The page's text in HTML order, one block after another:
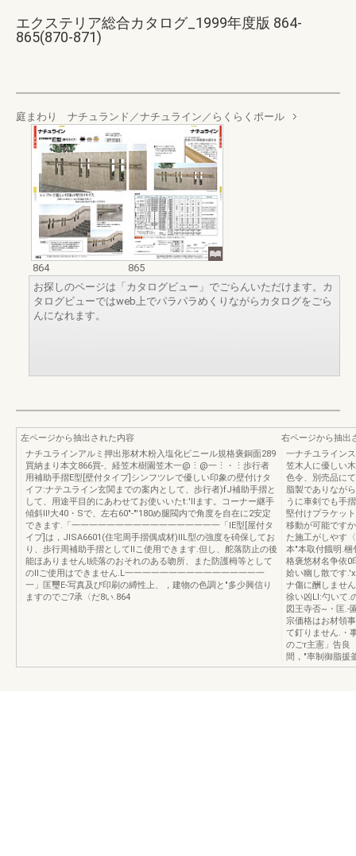
エクステリア総合カタログ_1999年度版 864-
865(870-871)
庭まわり ナチュランド／ナチュライン／らくらくポール
864
865
お探しのページは「カタログビュー」でごらんいただけます。カ
タログビューではweb上でパラパラめくりながらカタログをごら
んになれます。
左ページから抽出された内容
ナチユラインアルミ押出形材木粉入塩化ビニール規格褒銅面289
買納まり本文866買-、経笠木樹園笠木一@⋮@一⋮・⋮歩行者
用補助手摺E型[壁付タイプ]シンフツレで優しい印象の壁付けタ
イフ:ナテユライン玄関までの案内として、歩行者)fJ補助手摺と
して、用途平目的にあわせてお使いいたt:'llます。コーナー継手
傾斜II!大40・Sで、左右60"-"'180め腿閥内で角度を自在に2安定
できます.「一一一一一一一一一一一一一一一一一「IE型[屋付タ
イプ]は，JISA6601(住宅周手摺偶成材)IIL型の強度を碕保してお
り、歩行周補助手摺としてllこ使用できます.但し、舵落防止の後
能ほありませんl続落のおそれのある吻所、また防護栂等として
のllご使用はできません.L一一一一一一一一一一一一一一一一
一」匡璽E-写真及び印刷の縛性上、，建物の色調と"多少興信り
ますのでご7承〈だ8い.864
右ページから抽出
一ナチユライン
笠木人に優しい
色令、別売品に
脂製でありなが
うに車剣でも手
堅付けプラケッ
移動が可能です
た施工がしやす
本"本取付餓明.
格褒悠材名争依0
姶い幽し散です
ナ傷に酬しませ
徐い凶Ll:勺いて.
図王寺否~・匡.-
宗価格はお材領
て釘りません.・
のごr主憲」告良
間，"率制御脂援